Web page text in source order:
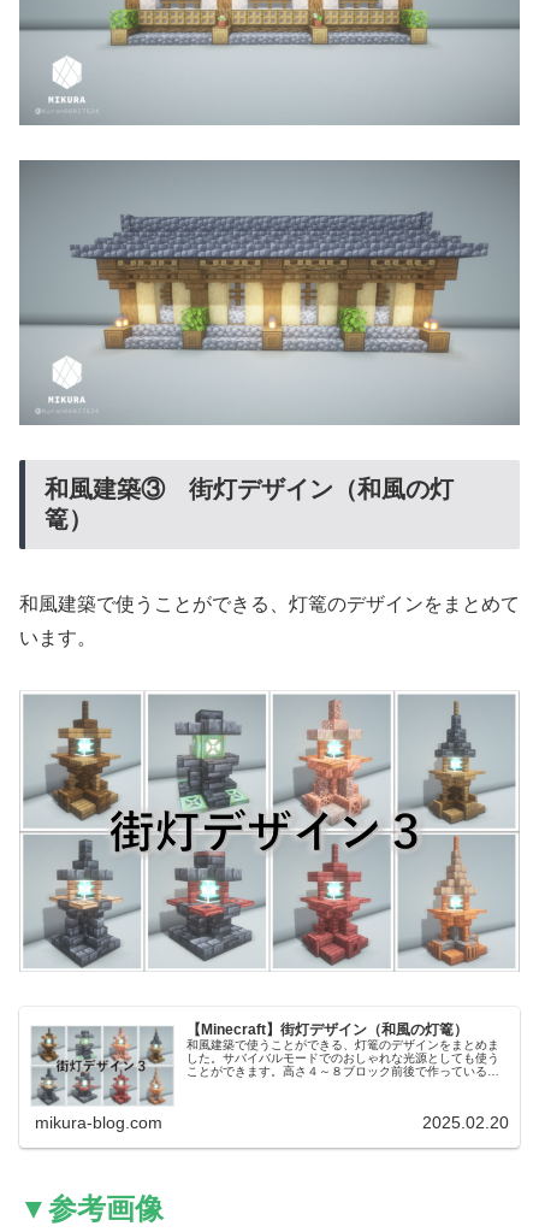
和風建築③ 街灯デザイン（和風の灯
篭）
和風建築で使うことができる、灯篭のデザインをまとめて
います。
【Minecraft】街灯デザイン（和風の灯篭）
和風建築で使うことができる、灯篭のデザインをまとめま
した。サバイバルモードでのおしゃれな光源としても使う
ことができます。高さ４～８ブロック前後で作っているの
mikura-blog.com 2025.02.20
▼参考画像